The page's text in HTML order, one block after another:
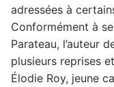
adressées à
Conformément à
Parateau, l’auteur
plusieurs reprises
Élodie Roy, jeune